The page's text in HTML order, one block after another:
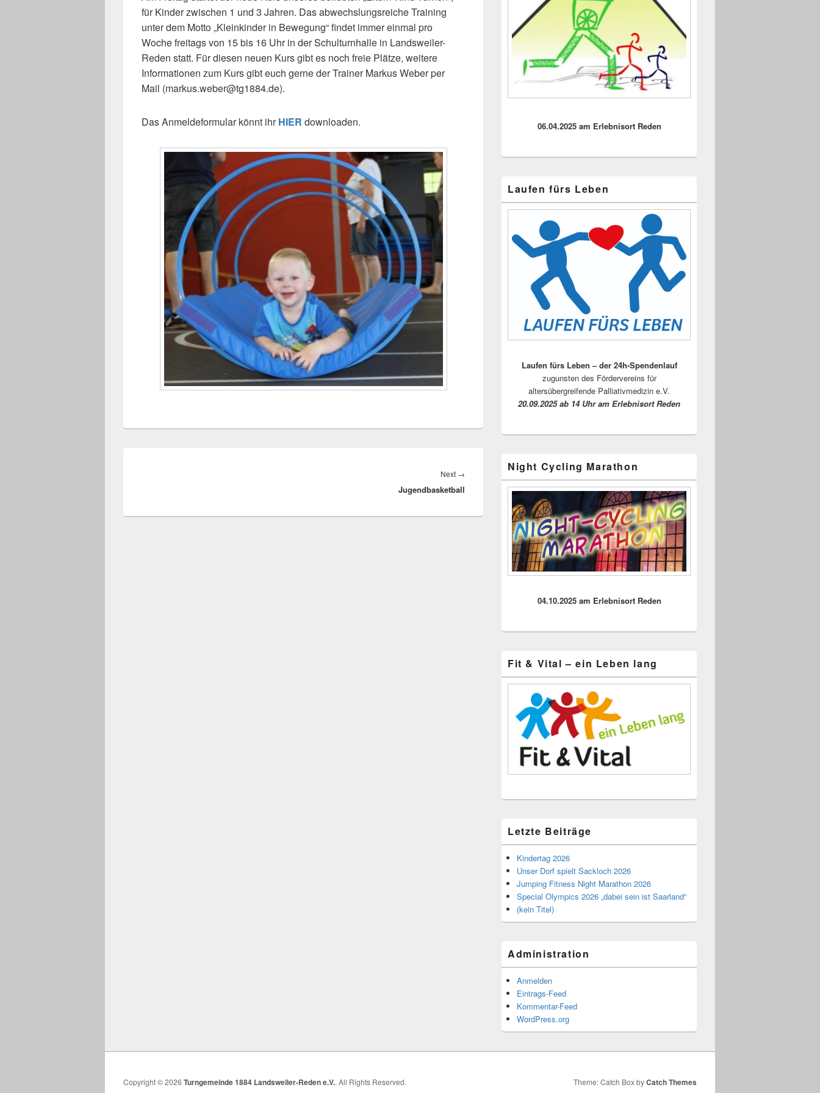
für Kinder zwischen 1 und 3 Jahren. Das abwechslungsreiche Training
unter dem Motto „Kleinkinder in Bewegung“ findet immer einmal pro
Woche freitags von 15 bis 16 Uhr in der Schulturnhalle in Landsweiler-
Reden statt. Für diesen neuen Kurs gibt es noch freie Plätze, weitere
Informationen zum Kurs gibt euch gerne der Trainer Markus Weber per
Mail (markus.weber@tg1884.de).
Das Anmeldeformular könnt ihrHIER downloaden.
Next →
Jugendbasketball
06.04.2025 am Erlebnisort Reden
Laufen fürs Leben
Laufen fürs Leben – der 24h-Spendenlauf
zugunsten des Fördervereins für
altersübergreifende Palliativmedizin e.V.
20.09.2025 ab 14 Uhr am Erlebnisort Reden
Night Cycling Marathon
04.10.2025 am Erlebnisort Reden
Fit & Vital – ein Leben lang
Letzte Beiträge
Kindertag 2026
Unser Dorf spielt Sackloch 2026
Jumping Fitness Night Marathon 2026
Special Olympics 2026 „dabei sein ist Saarland“
(kein Titel)
Administration
Anmelden
Eintrags-Feed
Kommentar-Feed
WordPress.org
Copyright © 2026 Turngemeinde 1884 Landsweiler-Reden e.V.. All Rights Reserved. Theme: Catch Box byCatch Themes